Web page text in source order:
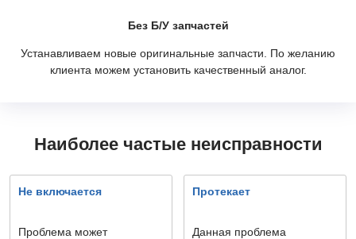
Без Б/У запчастей
Устанавливаем новые оригинальные запчасти. По желанию
клиента можем установить качественный аналог.
Наиболее частые неисправности
Не включается
Проблема может
Протекает
Данная проблема